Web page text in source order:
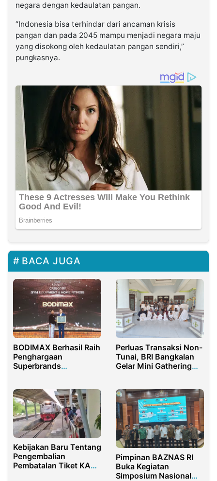
negara dengan kedaulatan pangan.
“Indonesia bisa terhindar dari ancaman krisis
pangan dan pada 2045 mampu menjadi negara maju
yang disokong oleh kedaulatan pangan sendiri,”
pungkasnya.
BACA JUGA
BODIMAX Berhasil Raih
Penghargaan
Superbrands
Perluas Transaksi Non-
Tunai, BRI Bangkalan
Gelar Mini Gathering
Kebijakan Baru Tentang
Pengembalian
Pembatalan Tiket KA
Pimpinan BAZNAS RI
Buka Kegiatan
Simposium Nasional